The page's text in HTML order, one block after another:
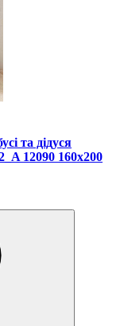
та дідуся
12090 160х200